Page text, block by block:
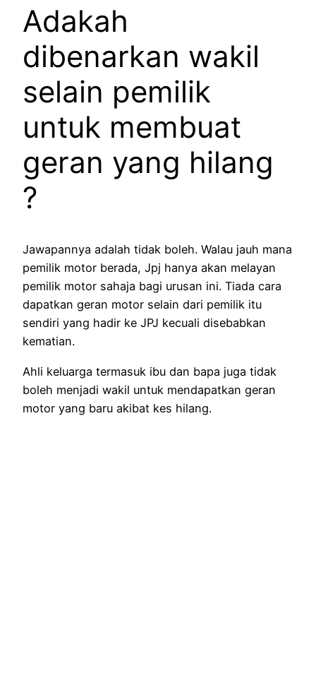
Adakah
dibenarkan wakil
selain pemilik
untuk membuat
geran yang hilang
?
Jawapannya adalah tidak boleh. Walau jauh mana
pemilik motor berada, Jpj hanya akan melayan
pemilik motor sahaja bagi urusan ini. Tiada cara
dapatkan geran motor selain dari pemilik itu
sendiri yang hadir ke JPJ kecuali disebabkan
kematian.
Ahli keluarga termasuk ibu dan bapa juga tidak
boleh menjadi wakil untuk mendapatkan geran
motor yang baru akibat kes hilang.